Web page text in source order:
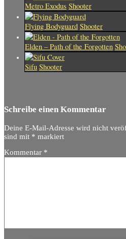
Metro Exodus Shooter
Flying Bodyguard Shooter
Elden – Path of the Forgotten
Sifu Shooter
Schreibe einen Kommentar
Deine E-Mail-Adresse wird nicht
sind mit * markiert
Kommentar *